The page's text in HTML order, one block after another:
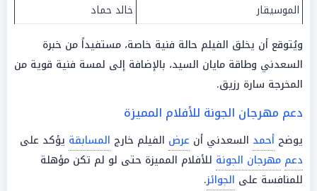
الموسيقار
خالد حماد
ويُتوقع أن يخلق الفيلم حالة فنية خاصة، مستفيداً من خبرة
السعدني وطاقة مايان السيد، بالإضافة إلى لمسة فنية قوية من
المخرجة سارة رزيق.
دعم مهرجان الجونة للأفلام المميزة
يوضح أحمد السعدني أن عرض الفيلم خارج المسابقة يؤكد على
دعم مهرجان الجونة للأفلام المميزة حتى لو لم تكن مؤهلة
للمنافسة على الجوائز.